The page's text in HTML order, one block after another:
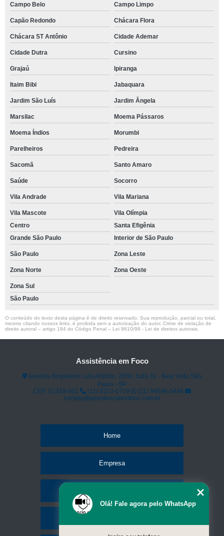
Campo Belo
Campo Limpo
Capão Redondo Chácara Flora
Chácara ST Antônio Cidade Ademar
Cidade Dutra Cursino
Grajaú Ipiranga
Itaim Bibi Jabaquara
Jardim São Luís Jardim Ângela
Marsilac Moema Pássaros
Moema Índios Morumbi
Parelheiros Pedreira
Sacomã Santo Amaro
Saúde Socorro
Vila Andrade Vila Mariana
Vila Mascote
Vila Olímpia
Centro
Santa Efigênia
Grande São Paulo
Interior de São Paulo
São Paulo Zona Leste
Zona Norte Zona Oeste
Zona Sul
São Paulo
O conteúdo do texto desta página é de direito reservado. Sua reprodução, parcial ou total,
mesmo citando nossos links, é proibida sem a autorização do autor. Crime de violação de
direito autoral – artigo 184 do Código Penal – Lei 9610/98 - Lei de direitos autorais
Assistência em Foco
Avenida Brigadeiro Luís Antônio, 2050, Sala 31 - Bela Vista São
Paulo - SP
CEP: 01318-002
(11) 3313-0719
(11) 94596-3446
contato@assistenciaemfoco.com.br
Home
Empresa
Olá! Fale agora pelo WhatsApp